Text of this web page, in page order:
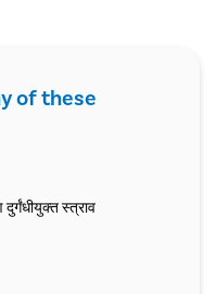
of these
स्त्राव